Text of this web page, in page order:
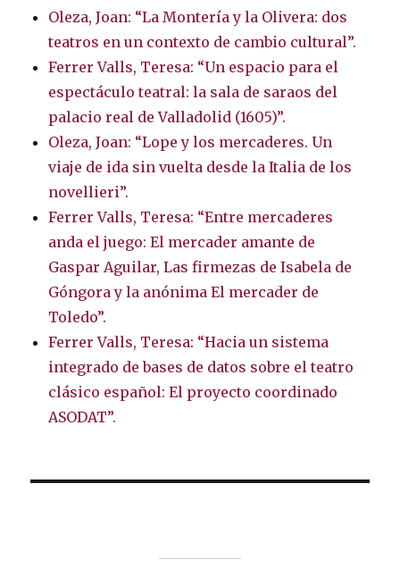
Oleza, Joan: “La Montería y la Olivera: dos
teatros en un contexto de cambio cultural”.
Ferrer Valls, Teresa: “Un espacio para el
espectáculo teatral: la sala de saraos del
palacio real de Valladolid (1605)”.
Oleza, Joan: “Lope y los mercaderes. Un
viaje de ida sin vuelta desde la Italia de los
novellieri”.
Ferrer Valls, Teresa: “Entre mercaderes
anda el juego: El mercader amante de
Gaspar Aguilar, Las firmezas de Isabela de
Góngora y la anónima El mercader de
Toledo”.
Ferrer Valls, Teresa: “Hacia un sistema
integrado de bases de datos sobre el teatro
clásico español: El proyecto coordinado
ASODAT”.